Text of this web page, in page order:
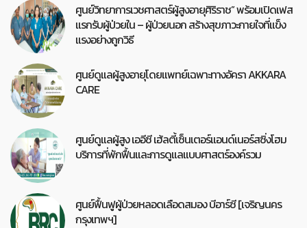
ศูนย์วิทยาการเวชศาสตร์ผู้สูงอายุศิริราช” พร้อมเปิดเฟส
แรกรับผู้ป่วยใน – ผู้ป่วยนอก สร้างสุขภาวะกายใจที่แข็ง
แรงอย่างถูกวิธี
ศูนย์ดูแลผู้สูงอายุโดยแพทย์เฉพาะทางอัครา AKKARA
CARE
ศูนย์ดูแลผู้สูง เออีซี เฮ้ลตี้เซ็นเตอร์แอนด์เนอร์สซิ่งโฮม
บริการที่พักฟื้นและการดูแลแบบศาสตร์องค์รวม
ศูนย์ฟื้นฟูผู้ป่วยหลอดเลือดสมอง บีอาร์ซี [เจริญนคร
กรุงเทพฯ]